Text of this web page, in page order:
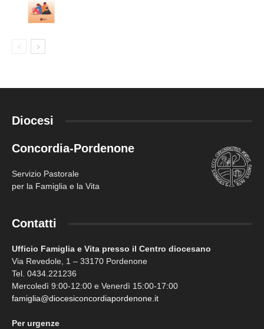
Diocesi
Concordia-Pordenone
Servizio Pastorale
per la Famiglia e la Vita
Contatti
Ufficio Famiglia e Vita presso il Centro diocesano
Via Revedole, 1 – 33170 Pordenone
Tel. 0434.221236
Mercoledì 9:00-12:00 e Venerdì 15:00-17:00
famiglia@diocesiconcordiapordenone.it
Per urgenze